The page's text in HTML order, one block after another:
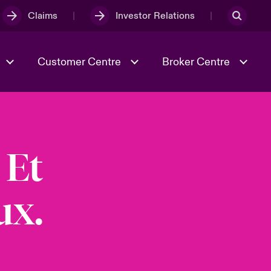
Claims Investor Relations
Customer Centre Broker Centre
Et